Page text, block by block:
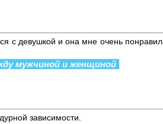
с девушкой и она мне очень
мужчиной и женщиной
зависимости.